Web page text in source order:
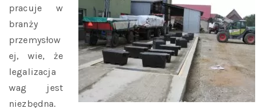
pracuje w
branży
przemysłow
ej, wie, że
legalizacja
wag jest
niezbędna.